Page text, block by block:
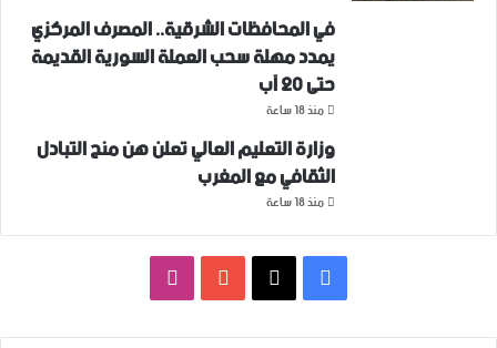
في المحافظات الشرقية.. المصرف المركزي
يمدد مهلة سحب العملة السورية القديمة
حتى 20 آب
منذ 18 ساعة
وزارة التعليم العالي تعلن هن منح التبادل
الثقافي مع المغرب
منذ 18 ساعة
فيسبوك ‫YouTube